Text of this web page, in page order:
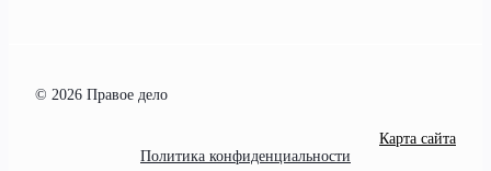
© 2026 Правое дело
Карта сайта
Политика конфиденциальности